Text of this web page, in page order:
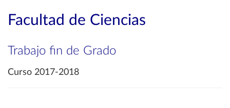
Facultad de Ciencias
Trabajo fin de Grado
Curso 2017-2018